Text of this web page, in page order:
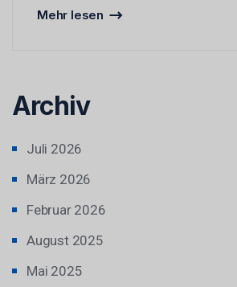
Mehr lesen
Archiv
Juli 2026
März 2026
Februar 2026
August 2025
Mai 2025